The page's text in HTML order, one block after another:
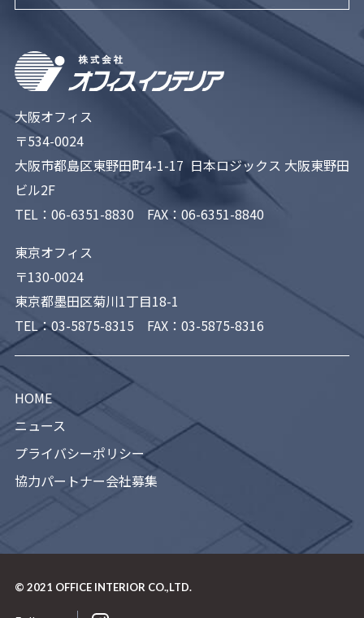
大阪オフィス
〒534-0024
大阪市都島区東野田町4-1-17 日本ロジックス 大阪東野田
ビル2F
TEL： 06-6351-8830 FAX：06-6351-8840
東京オフィス
〒130-0024
東京都墨田区菊川1丁目18-1
TEL：03-5875-8315 FAX：03-5875-8316
HOME
ニュース
プライバシーポリシー
協力パートナー会社募集
© 2021 OFFICE INTERIOR CO.,LTD.